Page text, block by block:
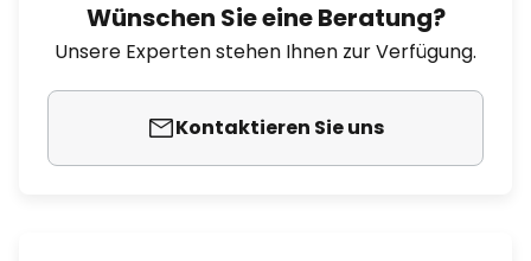
Wünschen Sie eine Beratung?
Unsere Experten stehen Ihnen zur Verfügung.
Kontaktieren Sie uns